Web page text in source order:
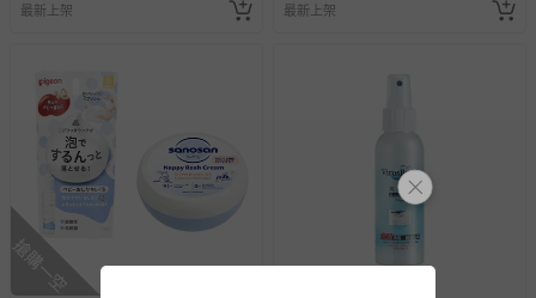
最新上架 最新上架
搶購一空